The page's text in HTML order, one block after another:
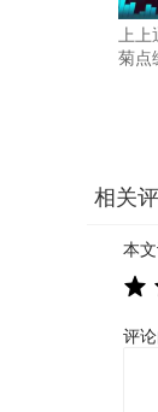
上
菊点
相关
本
评